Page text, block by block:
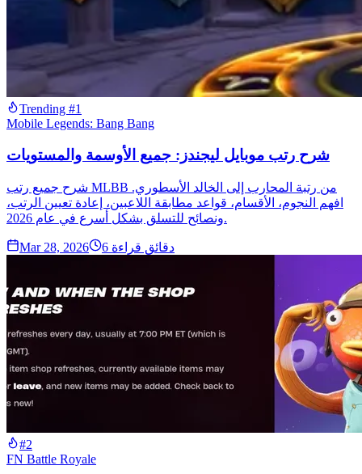
Trending #1
Mobile Legends: Bang Bang
شرح رتب موبايل ليجندز: جميع الأوسمة والمستويات
شرح جميع رتب MLBB من رتبة المحارب إلى الخالد الأسطوري.
افهم النجوم، الأقسام، قواعد مطابقة اللاعبين، إعادة تعيين الرتب،
ونصائح للتسلق بشكل أسرع في عام 2026.
Mar 28, 2026 6 دقائق قراءة
#2
FN Battle Royale